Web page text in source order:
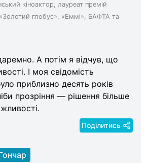
кіноактор, лауреат премій
глобус», «Еммі», БАФТА та
А потім я відчув, що
І моя свідомість
приблизно десять років
прозріння — рішення більше
Поділитись